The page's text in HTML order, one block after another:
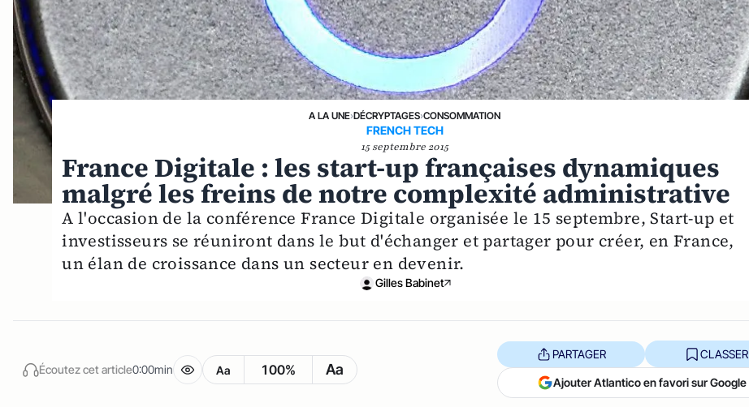
A LA UNE›DÉCRYPTAGES›CONSOMMATION
FRENCH TECH
15 septembre 2015
France Digitale : les start-up françaises dynamiques
malgré les freins de notre complexité administrative
A l'occasion de la conférence France Digitale organisée le 15 septembre, Start-up et
investisseurs se réuniront dans le but d'échanger et partager pour créer, en France,
un élan de croissance dans un secteur en devenir.
Gilles Babinet
Écoutez cet article0:00min Aa 100% Aa
PARTAGER CLASSER
Ajouter Atlantico en favori sur Google